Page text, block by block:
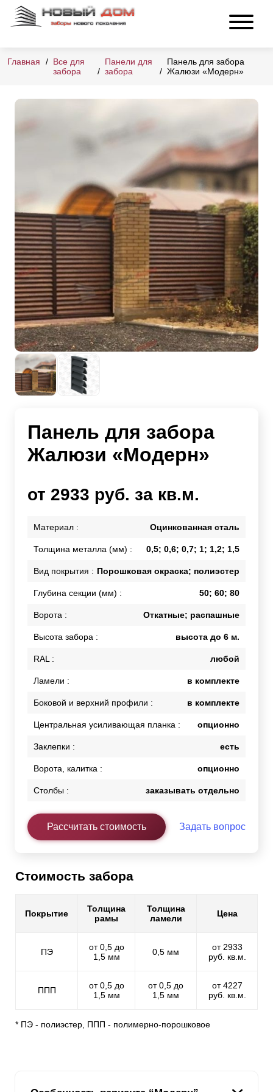
Главная
Все для
забора
Панели для
забора
Панель для забора
Жалюзи «Модерн»
Панель для забора
Жалюзи «Модерн»
от 2933 руб. за кв.м.
Материал : Оцинкованная сталь
Толщина металла (мм) : 0,5; 0,6; 0,7; 1; 1,2; 1,5
Вид покрытия : Порошковая окраска; полиэстер
Глубина секции (мм) : 50; 60; 80
Ворота : Откатные; распашные
Высота забора : высота до 6 м.
RAL : любой
Ламели : в комплекте
Боковой и верхний профили : в комплекте
Центральная усиливающая планка : опционно
Заклепки : есть
Ворота, калитка : опционно
Столбы : заказывать отдельно
Рассчитать стоимость Задать вопрос
Стоимость забора
Покрытие
Толщина
рамы
Толщина
ламели
Цена
ПЭ
от 0,5 до
1,5 мм
0,5 мм
от 2933
руб. кв.м.
ППП
от 0,5 до
1,5 мм
от 0,5 до
1,5 мм
от 4227
руб. кв.м.
* ПЭ - полиэстер, ППП - полимерно-порошковое